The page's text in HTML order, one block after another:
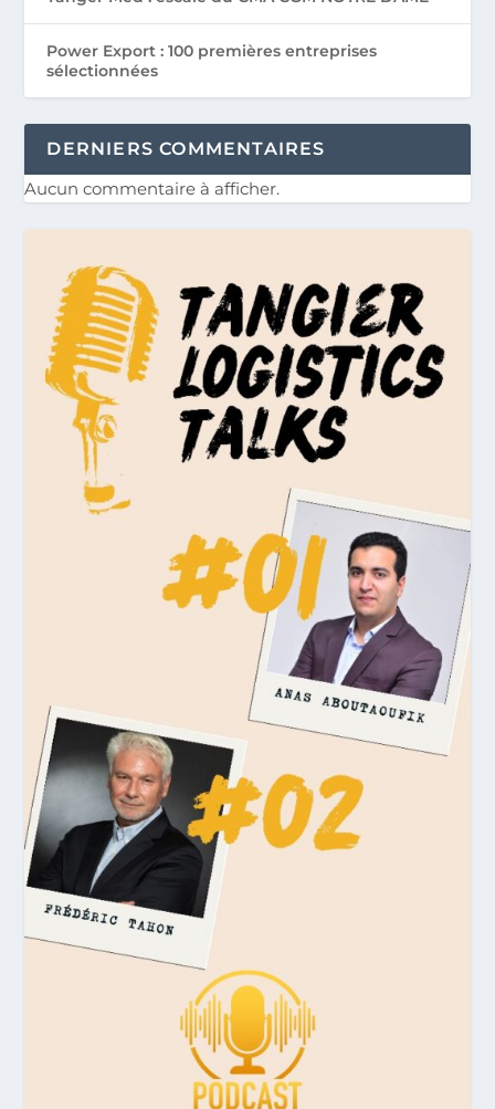
Power Export : 100 premières entreprises
sélectionnées
DERNIERS COMMENTAIRES
Aucun commentaire à afficher.